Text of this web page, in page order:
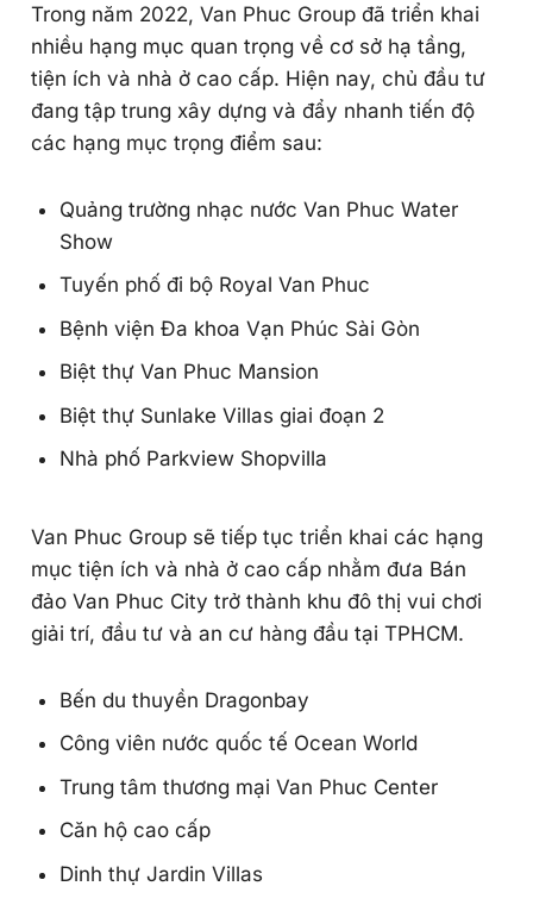
Trong năm 2022, Van Phuc Group đã triển khai
nhiều hạng mục quan trọng về cơ sở hạ tầng,
tiện ích và nhà ở cao cấp. Hiện nay, chủ đầu tư
đang tập trung xây dựng và đẩy nhanh tiến độ
các hạng mục trọng điểm sau:
Quảng trường nhạc nước Van Phuc Water
Show
Tuyến phố đi bộ Royal Van Phuc
Bệnh viện Đa khoa Vạn Phúc Sài Gòn
Biệt thự Van Phuc Mansion
Biệt thự Sunlake Villas giai đoạn 2
Nhà phố Parkview Shopvilla
Van Phuc Group sẽ tiếp tục triển khai các hạng
mục tiện ích và nhà ở cao cấp nhằm đưa Bán
đảo Van Phuc City trở thành khu đô thị vui chơi
giải trí, đầu tư và an cư hàng đầu tại TPHCM.
Bến du thuyền Dragonbay
Công viên nước quốc tế Ocean World
Trung tâm thương mại Van Phuc Center
Căn hộ cao cấp
Dinh thự Jardin Villas